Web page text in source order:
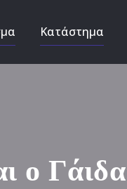
Κατάστημα
ο